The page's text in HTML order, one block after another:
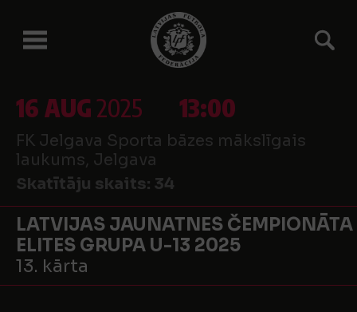
16 AUG2025 13:00
FK Jelgava Sporta bāzes mākslīgais
laukums, Jelgava
Skatītāju skaits: 34
LATVIJAS JAUNATNES ČEMPIONĀTA
ELITES GRUPA U-13 2025
13. kārta